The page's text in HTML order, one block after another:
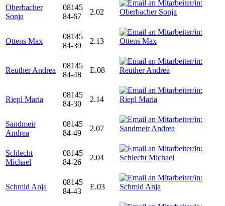
Oberbacher
Sonja
08145
84-67
2.02
Ottens Max
08145
84-39
2.13
Reuther Andrea
08145
84-48
E.08
Riepl Maria
08145
84-30
2.14
Sandmeir
Andrea
08145
84-49
2.07
Schlecht
Michael
08145
84-26
2.04
Schmid Anja
08145
84-43
E.03